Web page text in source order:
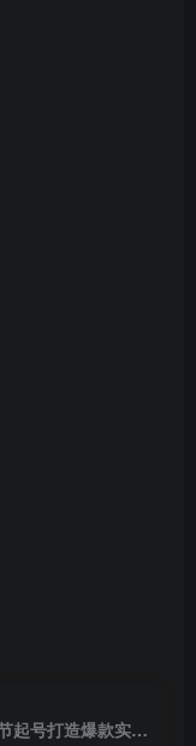
中神通-如何15天做到破万粉丝账号，​31节起号打造爆款实操课